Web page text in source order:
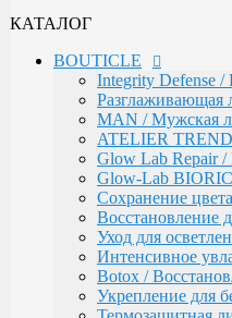
EXPERT COLOR
Окисляющая
Atelier Color
Bleacher Powder /
Artistic Style /
Аксессуары
Karseell
MACA / Уход за
ARGAN
Стайлинг
Обесцвечивание
Специальный
KEBREN
КАТАЛОГ
BOUTICLE
Integrity Defense /
Разглаживающая
MAN / Мужская
ATELIER
Glow Lab Repair /
Glow-Lab
Сохранение
Восстановление
Уход для
Интенсивное
Botox /
Укрепление для